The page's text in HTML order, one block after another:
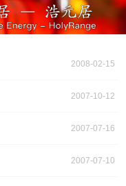
2008-02-15
2007-10-12
2007-07-16
2007-07-10